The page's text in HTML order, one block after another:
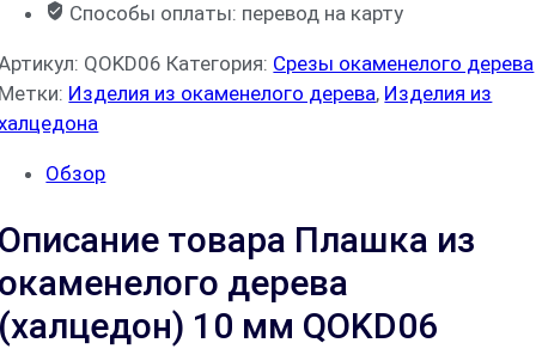
Способы оплаты: перевод на карту
QOKD06 Категория: Срезы окаменелого дерева
Изделия из окаменелого дерева, Изделия из
Обзор
товара Плашка из
дерева
10 мм QOKD06